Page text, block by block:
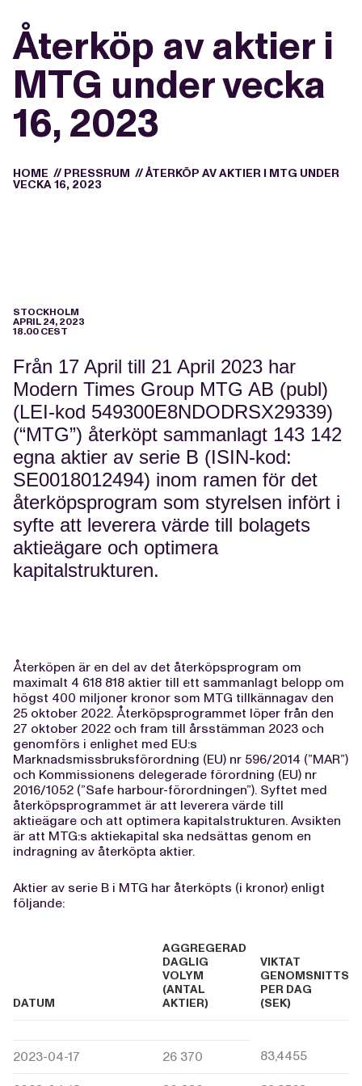
Återköp av aktier i
MTG under vecka
16, 2023
HOME // PRESSRUM //ÅTERKÖP AV AKTIER I MTG UNDER
VECKA 16, 2023
STOCKHOLM
APRIL 24, 2023
18.00 CEST
Från 17 April till 21 April 2023 har
Modern Times Group MTG AB (publ)
(LEI-kod 549300E8NDODRSX29339)
(“MTG”) återköpt sammanlagt 143 142
egna aktier av serie B (ISIN-kod:
SE0018012494) inom ramen för det
återköpsprogram som styrelsen infört i
syfte att leverera värde till bolagets
aktieägare och optimera
kapitalstrukturen.
Återköpen är en del av det återköpsprogram om
maximalt 4 618 818 aktier till ett sammanlagt belopp om
högst 400 miljoner kronor som MTG tillkännagav den
25 oktober 2022. Återköpsprogrammet löper från den
27 oktober 2022 och fram till årsstämman 2023 och
genomförs i enlighet med EU:s
Marknadsmissbruksförordning (EU) nr 596/2014 (”MAR”)
och Kommissionens delegerade förordning (EU) nr
2016/1052 (”Safe harbour-förordningen”). Syftet med
återköpsprogrammet är att leverera värde till
aktieägare och att optimera kapitalstrukturen. Avsikten
är att MTG:s aktiekapital ska nedsättas genom en
indragning av återköpta aktier.
Aktier av serie B i MTG har återköpts (i kronor) enligt
följande:
DATUM
AGGREGERAD
DAGLIG
VOLYM
(ANTAL
AKTIER)
VIKTAT
PER DAG
(SEK)
2023-04-17 26 370 83,4455